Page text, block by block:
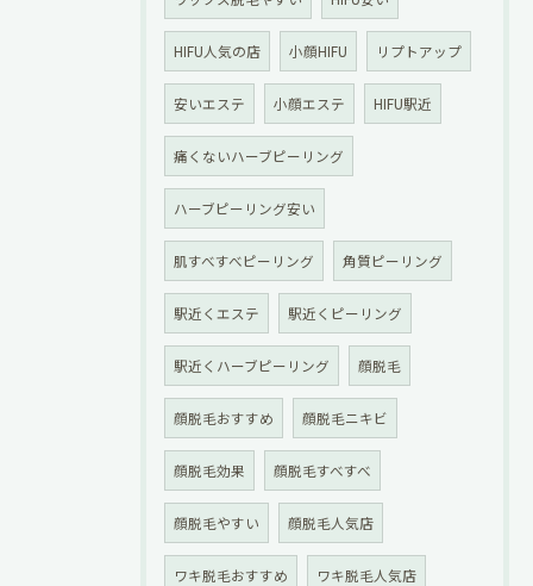
HIFU人気の店 小顔HIFU リプトアップ
安いエステ 小顔エステ HIFU駅近
痛くないハーブピーリング
ハーブピーリング安い
肌すべすべピーリング 角質ピーリング
駅近くエステ 駅近くピーリング
駅近くハーブピーリング 顔脱毛
顔脱毛おすすめ 顔脱毛ニキビ
顔脱毛効果 顔脱毛すべすべ
顔脱毛やすい 顔脱毛人気店
ワキ脱毛おすすめ ワキ脱毛人気店